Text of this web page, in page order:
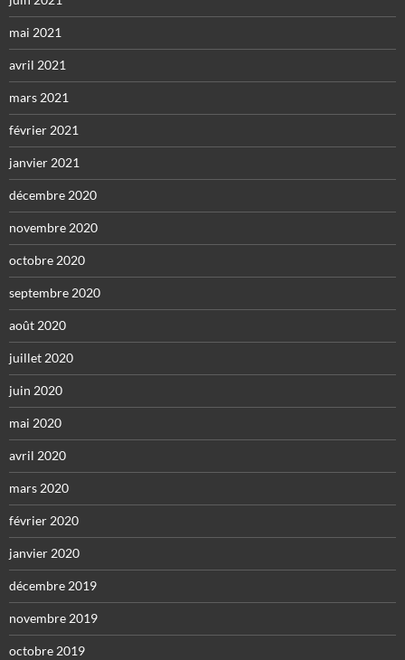
mai 2021
avril 2021
mars 2021
février 2021
janvier 2021
décembre 2020
novembre 2020
octobre 2020
septembre 2020
août 2020
juillet 2020
juin 2020
mai 2020
avril 2020
mars 2020
février 2020
janvier 2020
décembre 2019
novembre 2019
octobre 2019